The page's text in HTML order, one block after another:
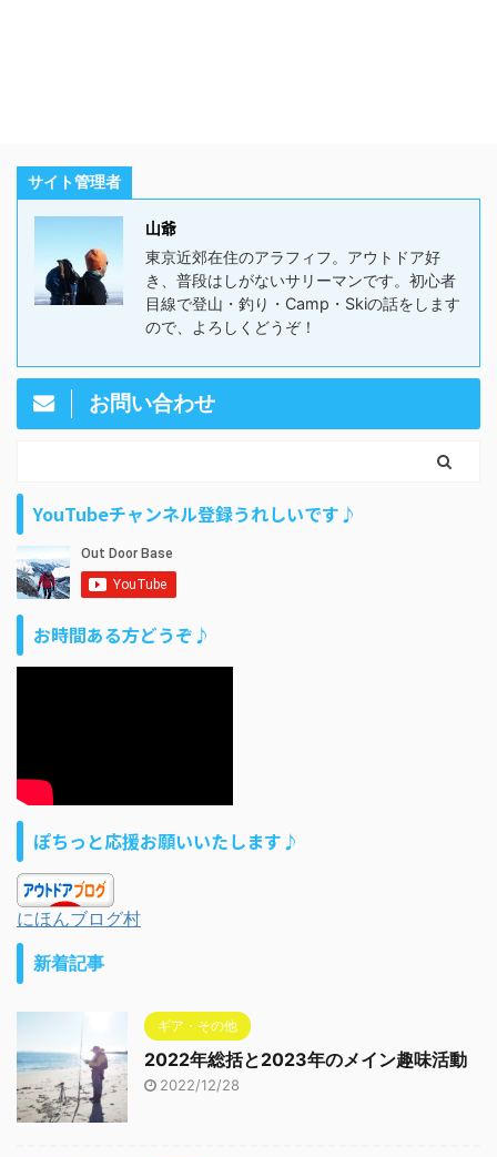
サイト管理者
山爺
東京近郊在住のアラフィフ。アウトドア好
き、普段はしがないサリーマンです。初心者
目線で登山・釣り・Camp・Skiの話をします
ので、よろしくどうぞ！
お問い合わせ
YouTubeチャンネル登録うれしいです♪
お時間ある方どうぞ♪
ぽちっと応援お願いいたします♪
にほんブログ村
新着記事
ギア・その他
2022年総括と2023年のメイン趣味活動
2022/12/28